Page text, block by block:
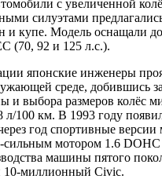
с увеличенной
силуэтами
и купе. Модель оснащали
(70, 92 и 125 л.с.).
японские инженеры
среде, добившись
и выбора размеров колёс
л/100 км. В 1993 году
год спортивные версии
сильным мотором 1.6
машины пятого
10-миллионный Civic.